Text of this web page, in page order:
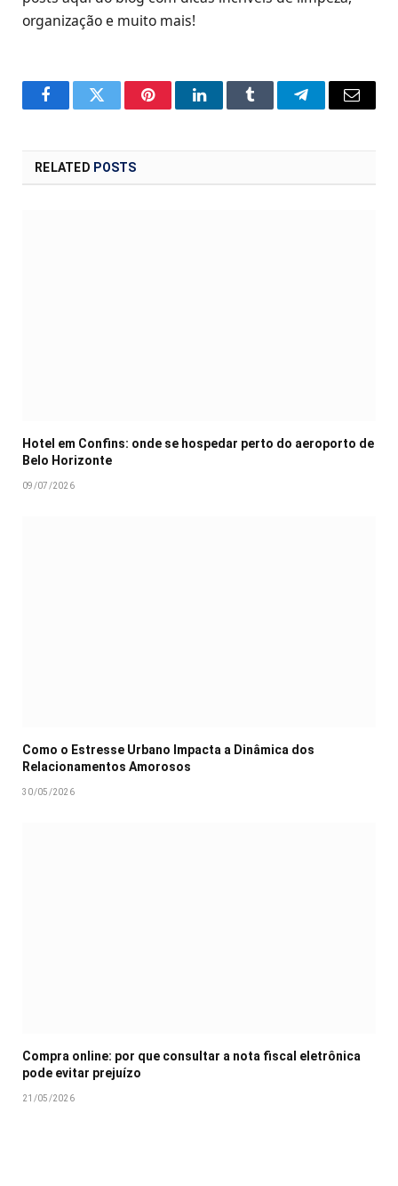
organização e muito mais!
FacebookTwitter PinterestLinkedInTumblr TelegramEmail
RELATED POSTS
Hotel em Confins: onde se hospedar perto do aeroporto de
Belo Horizonte
09/07/2026
Como o Estresse Urbano Impacta a Dinâmica dos
Relacionamentos Amorosos
30/05/2026
Compra online: por que consultar a nota fiscal eletrônica
pode evitar prejuízo
21/05/2026